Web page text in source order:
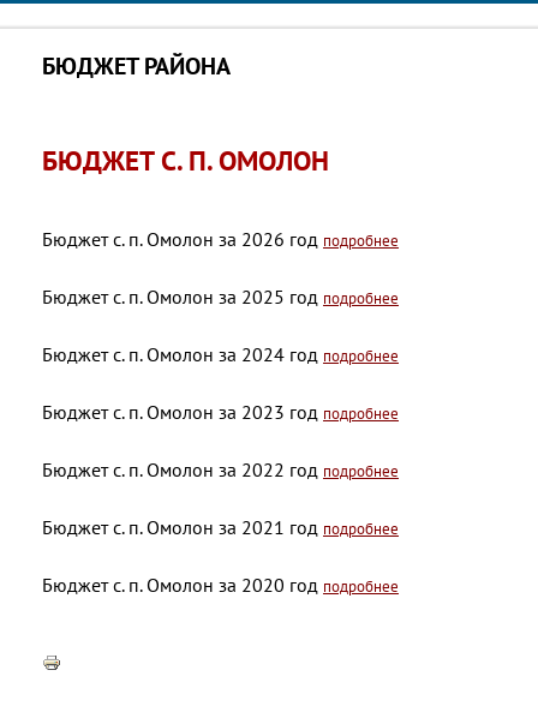
БЮДЖЕТ РАЙОНА
БЮДЖЕТ С. П. ОМОЛОН
Бюджет с. п. Омолон за 2026 год подробнее
Бюджет с. п. Омолон за 2025 год подробнее
Бюджет с. п. Омолон за 2024 год подробнее
Бюджет с. п. Омолон за 2023 год подробнее
Бюджет с. п. Омолон за 2022 год подробнее
Бюджет с. п. Омолон за 2021 год подробнее
Бюджет с. п. Омолон за 2020 год подробнее